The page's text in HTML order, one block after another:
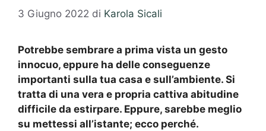
3 Giugno 2022 di Karola Sicali
Potrebbe sembrare a prima vista un gesto
innocuo, eppure ha delle conseguenze
importanti sulla tua casa e sull’ambiente. Si
tratta di una vera e propria cattiva abitudine
difficile da estirpare. Eppure, sarebbe meglio
su mettessi all’istante; ecco perché.